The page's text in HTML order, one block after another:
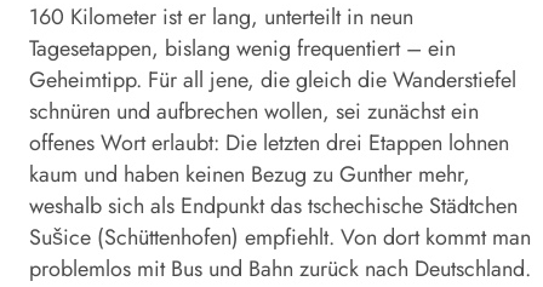
160 Kilometer ist er lang, unterteilt in neun
Tagesetappen, bislang wenig frequentiert – ein
Geheimtipp. Für all jene, die gleich die Wanderstiefel
schnüren und aufbrechen wollen, sei zunächst ein
offenes Wort erlaubt: Die letzten drei Etappen lohnen
kaum und haben keinen Bezug zu Gunther mehr,
weshalb sich als Endpunkt das tschechische Städtchen
Sušice (Schüttenhofen) empfiehlt. Von dort kommt man
problemlos mit Bus und Bahn zurück nach Deutschland.